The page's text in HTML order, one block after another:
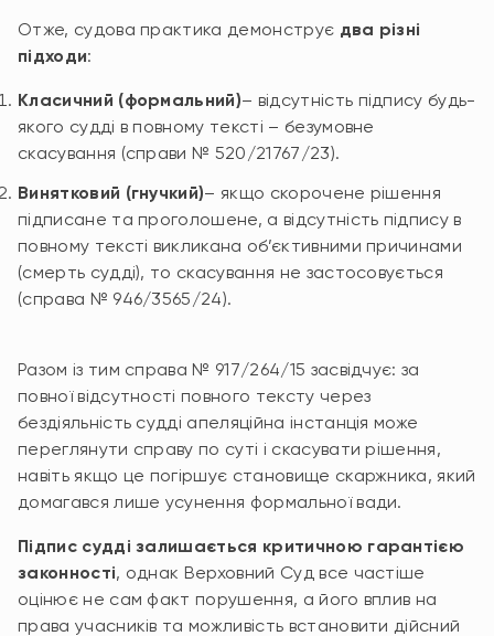
Отже, судова практика демонструє два різні
підходи:
Класичний (формальний)– відсутність підпису будь-
якого судді в повному тексті – безумовне
скасування (справи № 520/21767/23).
Винятковий (гнучкий)– якщо скорочене рішення
підписане та проголошене, а відсутність підпису в
повному тексті викликана об’єктивними причинами
(смерть судді), то скасування не застосовується
(справа № 946/3565/24).
Разом із тим справа № 917/264/15 засвідчує: за
повної відсутності повного тексту через
бездіяльність судді апеляційна інстанція може
переглянути справу по суті і скасувати рішення,
навіть якщо це погіршує становище скаржника, який
домагався лише усунення формальної вади.
Підпис судді залишається критичною гарантією
законності, однак Верховний Суд все частіше
оцінює не сам факт порушення, а його вплив на
права учасників та можливість встановити дійсний